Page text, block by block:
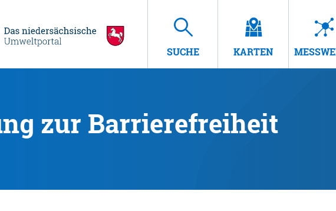
SUCHE KARTEN
zur Barrierefreiheit